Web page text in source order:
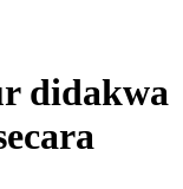
didakwa